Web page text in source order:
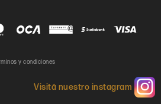

y condiciones